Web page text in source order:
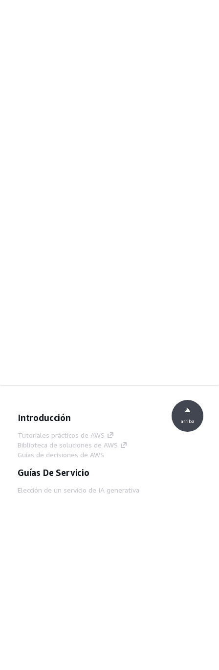
Introducción
Tutoriales prácticos de AWS
Biblioteca de soluciones de AWS
Guías de decisiones de AWS
Guías De Servicio
Elección de un servicio de IA generativa
arriba